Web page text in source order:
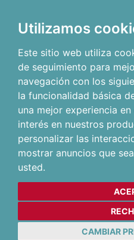
Utilizamos
Este sitio web utiliza
de seguimiento para
navegación con los
la funcionalidad básica
una mejor experiencia
interés en nuestros
personalizar las
mostrar anuncios que
usted.
CAMBIAR